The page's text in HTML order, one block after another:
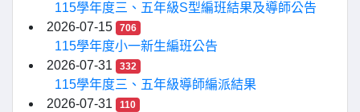
115學年度三、五年級S型編班結果及導師公告
2026-07-15
706
115學年度小一新生編班公告
2026-07-31
332
115學年度三、五年級導師編派結果
2026-07-31
110